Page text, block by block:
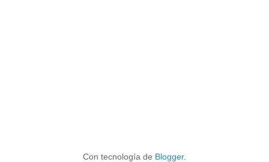
Con tecnología de Blogger.